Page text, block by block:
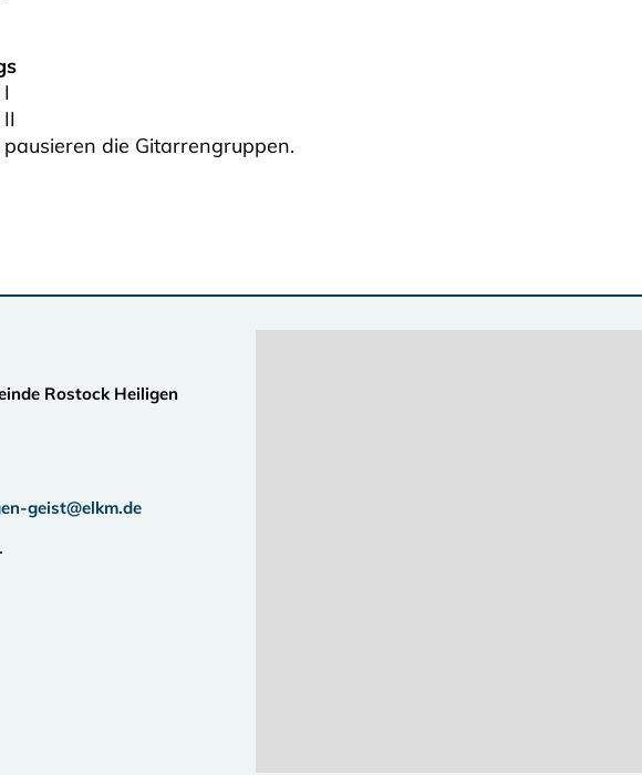
die Gitarrengruppen.
Rostock Heiligen
geist@elkm.de